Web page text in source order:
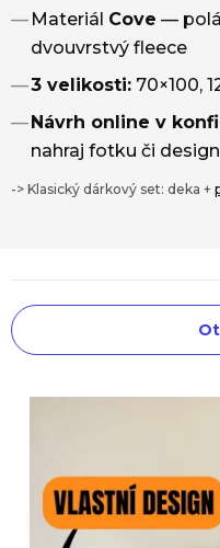
— Materiál Cove —
dvouvrstvý fleece
—3 velikosti: 70×100,
— Návrh online v
nahraj fotku či design
-> Klasický dárkový set: deka +
V
ý